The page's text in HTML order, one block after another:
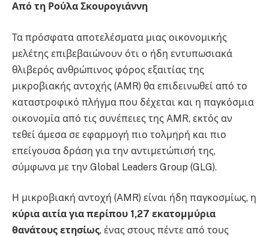
Από τη Ρούλα Σκουρογιάννη
Τα πρόσφατα αποτελέσματα μιας οικονομικής
μελέτης επιβεβαιώνουν ότι ο ήδη εντυπωσιακά
θλιβερός ανθρώπινος φόρος εξαιτίας της
μικροβιακής αντοχής (AMR) θα επιδεινωθεί από το
καταστροφικό πλήγμα που δέχεται και η παγκόσμια
οικονομία από τις συνέπειες της AMR, εκτός αν
τεθεί άμεσα σε εφαρμογή πιο τολμηρή και πιο
επείγουσα δράση για την αντιμετώπισή της,
σύμφωνα με την Global Leaders Group (GLG).
Η μικροβιακή αντοχή (AMR) είναι ήδη παγκοσμίως, η
κύρια αιτία για περίπου 1,27 εκατομμύρια
θανάτους ετησίως, ένας στους πέντε από τους